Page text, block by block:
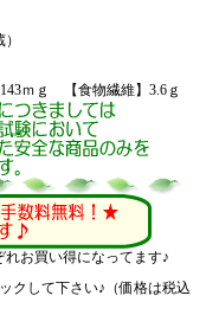
ｍｇ 【食物繊維】3.6ｇ
お買い得になってます♪
クして下さい♪（価格は税込